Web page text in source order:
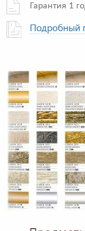
Гарантия 1
Подробный